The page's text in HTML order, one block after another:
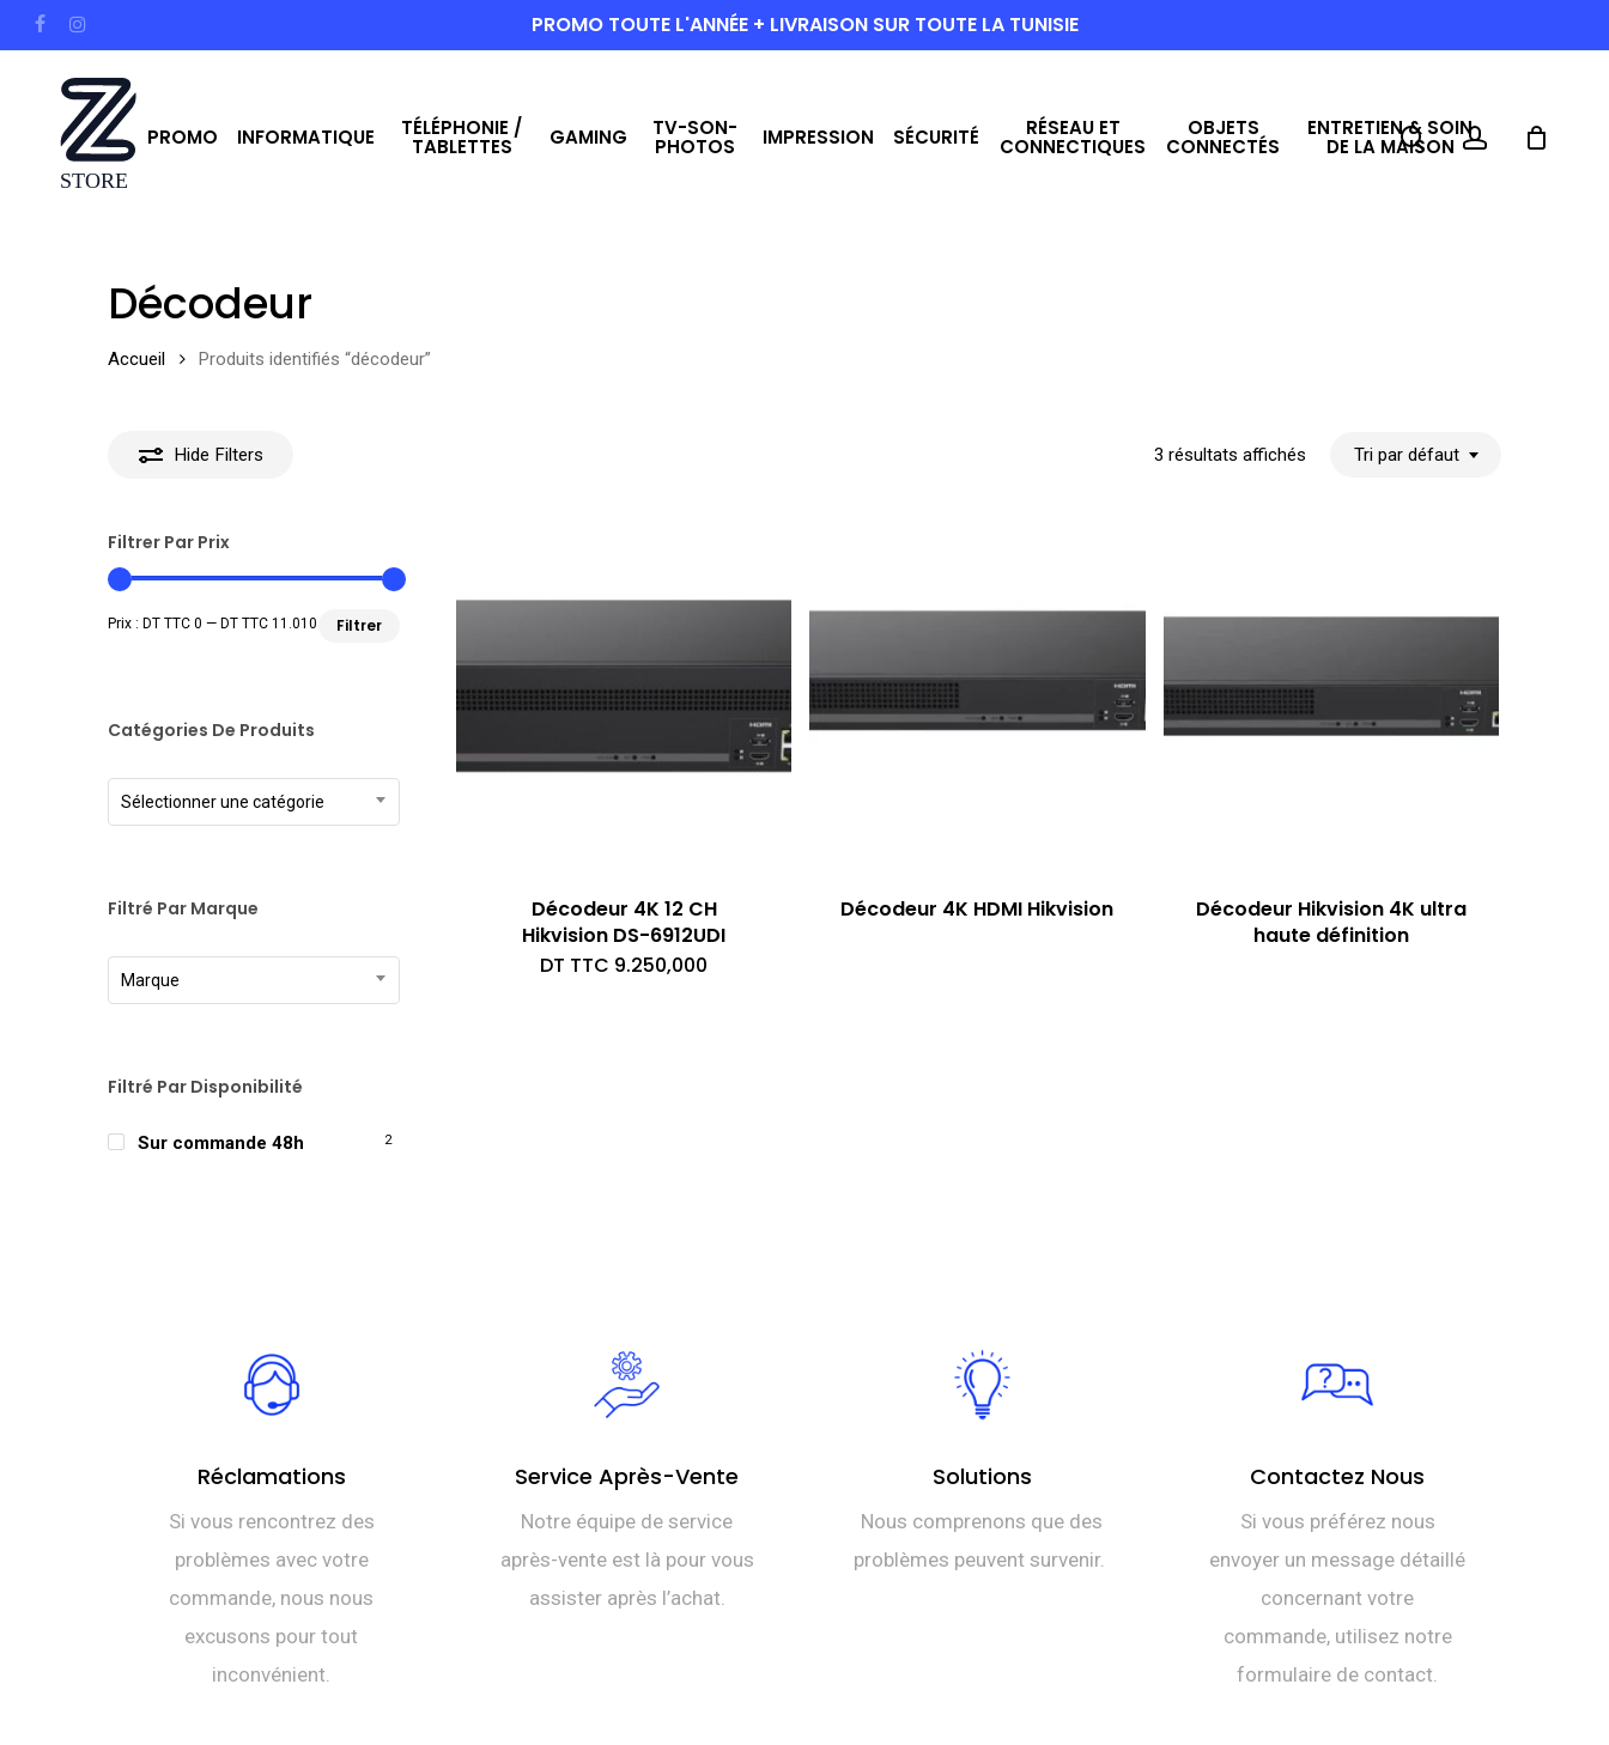
to
facebookinstagram PROMO TOUTE L'ANNÉE + LIVRAISON SUR TOUTE LA TUNISIE
PROMO INFORMATIQUE TÉLÉPHONIE /
TABLETTES GAMING TV-SON-
PHOTOS IMPRESSION SÉCURITÉ RÉSEAU ET
CONNECTIQUES
OBJETS
CONNECTÉS
ENTRETIEN & SOIN
DE LA MAISONsearchaccount
Décodeur
Accueil Produits identifiés “décodeur”
Hide Filters 3 résultats affichés Tri par défaut
Filtrer Par Prix
Filtrer
Prix : DT TTC 0 — DT TTC 11.010
Catégories De Produits
Sélectionner une catégorie
Filtré Par Marque
Marque
Filtré Par Disponibilité
Sur commande 48h 2
Décodeur 4K 12 CH
Hikvision DS-6912UDI
DT TTC 9.250,000
Décodeur 4K HDMI Hikvision
Décodeur Hikvision 4K ultra
haute définition
Réclamations
Si vous rencontrez des
problèmes avec votre
commande, nous nous
excusons pour tout
inconvénient.
Service Après-Vente
Notre équipe de service
après-vente est là pour vous
assister après l’achat.
Solutions
Nous comprenons que des
problèmes peuvent survenir.
Contactez Nous
Si vous préférez nous
envoyer un message détaillé
concernant votre
commande, utilisez notre
formulaire de contact.